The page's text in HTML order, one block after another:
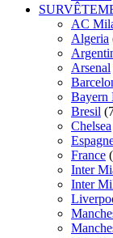
AC
Algeria
Arsenal
Bayern
Bresil
Chelsea
France
Inter
Inter